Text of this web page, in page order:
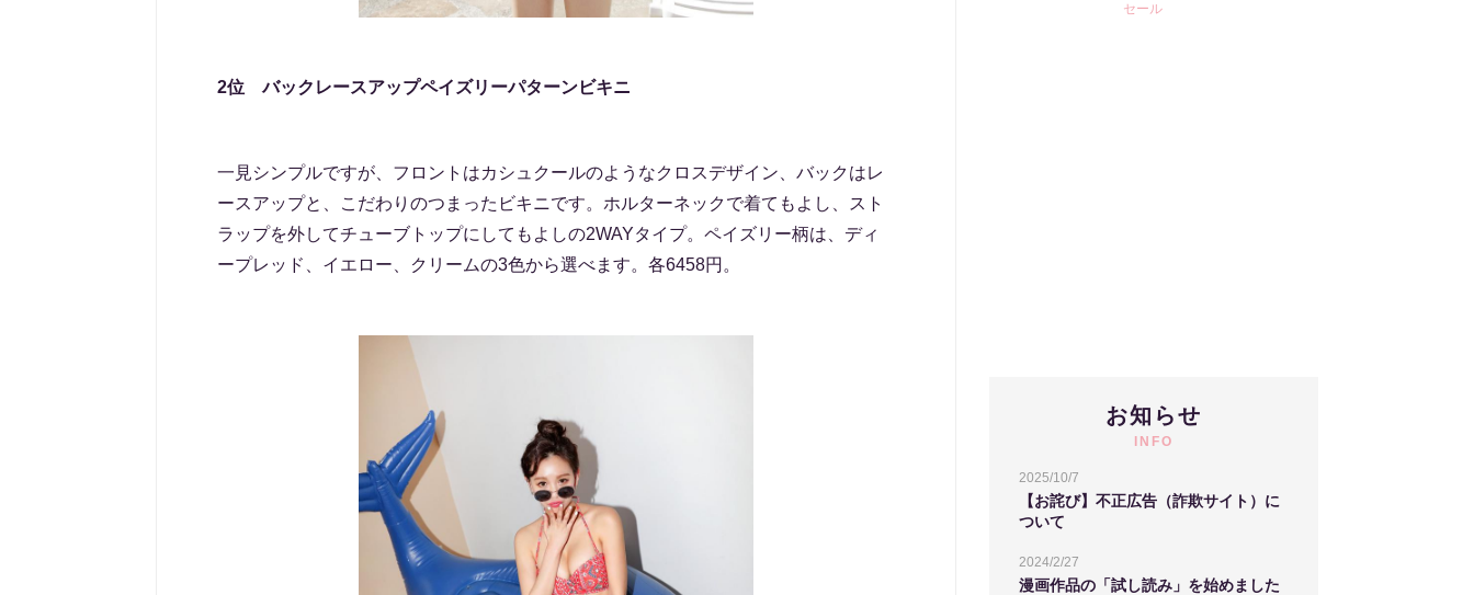
2位 バックレースアップペイズリーパターンビキニ
一見シンプルですが、フロントはカシュクールのようなクロスデザイン、バックはレ
ースアップと、こだわりのつまったビキニです。ホルターネックで着てもよし、スト
ラップを外してチューブトップにしてもよしの2WAYタイプ。ペイズリー柄は、ディ
ープレッド、イエロー、クリームの3色から選べます。各6458円。
セール
お知らせ
INFO
2025/10/7
【お詫び】不正広告（詐欺サイト）に
ついて
2024/2/27
漫画作品の「試し読み」を始めました